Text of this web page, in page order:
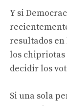
Y si
resultados en
los
decidir los
Si una sola